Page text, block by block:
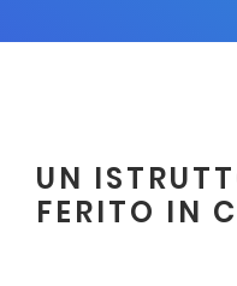
UN
FERITO IN